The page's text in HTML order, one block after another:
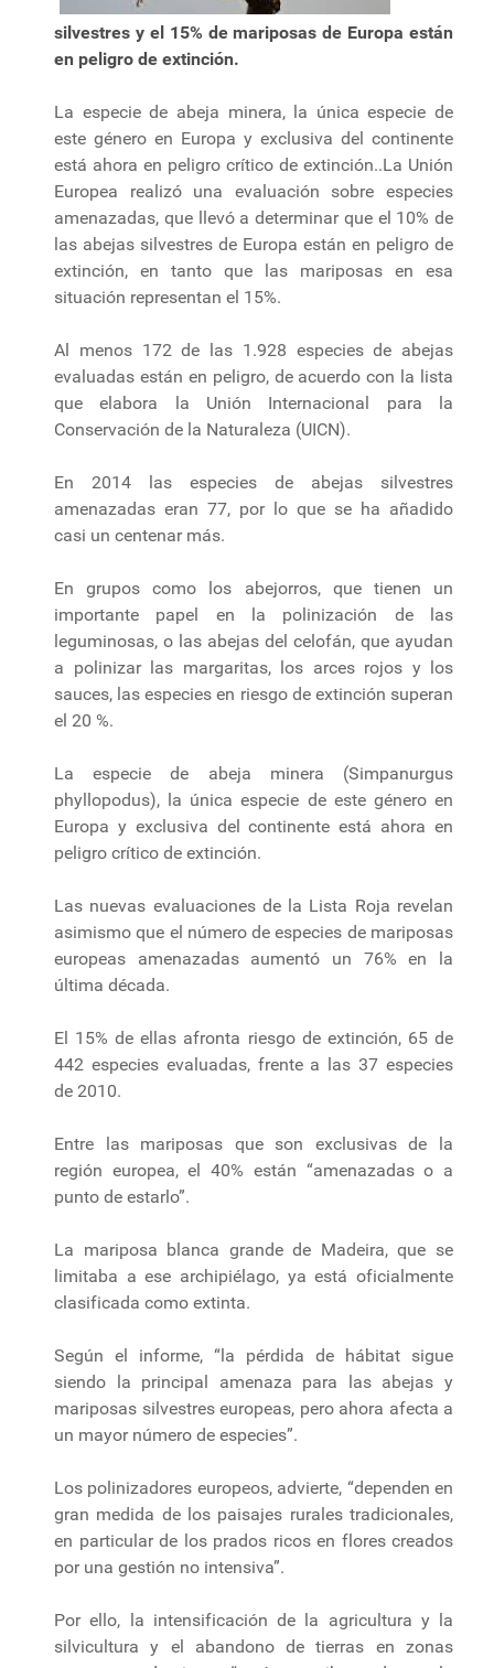
silvestres y el 15% de mariposas de Europa están
en peligro de extinción.
La especie de abeja minera, la única especie de
este género en Europa y exclusiva del continente
está ahora en peligro crítico de extinción..La Unión
Europea realizó una evaluación sobre especies
amenazadas, que llevó a determinar que el 10% de
las abejas silvestres de Europa están en peligro de
extinción, en tanto que las mariposas en esa
situación representan el 15%.
Al menos 172 de las 1.928 especies de abejas
evaluadas están en peligro, de acuerdo con la lista
que elabora la Unión Internacional para la
Conservación de la Naturaleza (UICN).
En 2014 las especies de abejas silvestres
amenazadas eran 77, por lo que se ha añadido
casi un centenar más.
En grupos como los abejorros, que tienen un
importante papel en la polinización de las
leguminosas, o las abejas del celofán, que ayudan
a polinizar las margaritas, los arces rojos y los
sauces, las especies en riesgo de extinción superan
el 20 %.
La especie de abeja minera (Simpanurgus
phyllopodus), la única especie de este género en
Europa y exclusiva del continente está ahora en
peligro crítico de extinción.
Las nuevas evaluaciones de la Lista Roja revelan
asimismo que el número de especies de mariposas
europeas amenazadas aumentó un 76% en la
última década.
El 15% de ellas afronta riesgo de extinción, 65 de
442 especies evaluadas, frente a las 37 especies
de 2010.
Entre las mariposas que son exclusivas de la
región europea, el 40% están “amenazadas o a
punto de estarlo”.
La mariposa blanca grande de Madeira, que se
limitaba a ese archipiélago, ya está oficialmente
clasificada como extinta.
Según el informe, “la pérdida de hábitat sigue
siendo la principal amenaza para las abejas y
mariposas silvestres europeas, pero ahora afecta a
un mayor número de especies”.
Los polinizadores europeos, advierte, “dependen en
gran medida de los paisajes rurales tradicionales,
en particular de los prados ricos en flores creados
por una gestión no intensiva”.
Por ello, la intensificación de la agricultura y la
silvicultura y el abandono de tierras en zonas